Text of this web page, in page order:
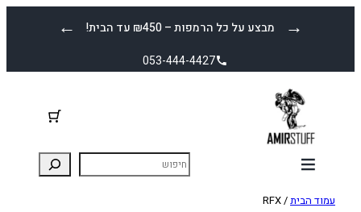
← מבצע על כל הרמפות – ₪450 עד הבית! →
053-444-4427
עמוד הבית/ RFX